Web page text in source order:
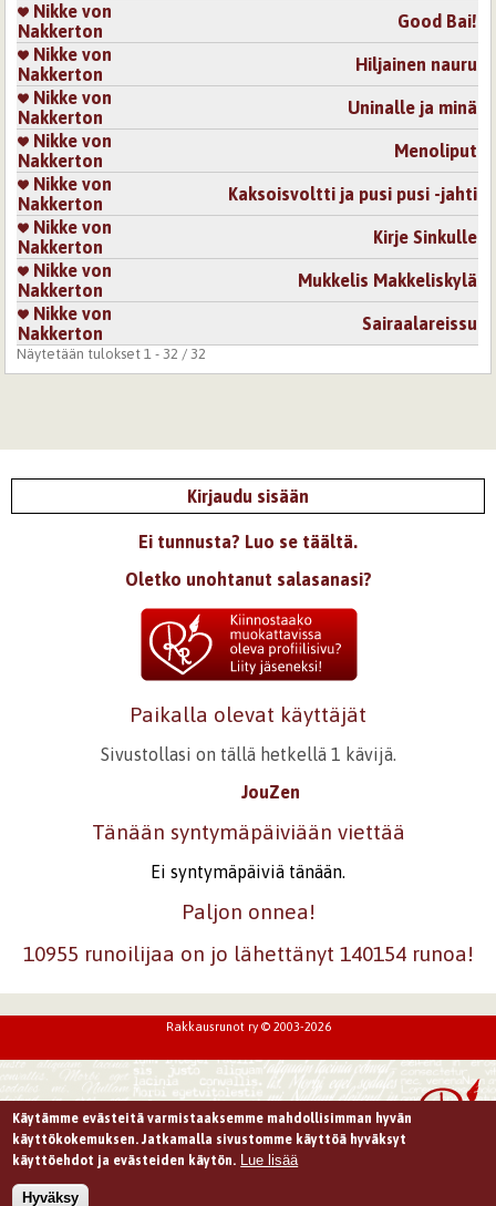
Nikke von
Nakkerton
Good Bai!
Nikke von
Nakkerton
Hiljainen nauru
Nikke von
Nakkerton
Uninalle ja minä
Nikke von
Nakkerton
Menoliput
Nikke von
Nakkerton
Kaksoisvoltti ja pusi pusi -jahti
Nikke von
Nakkerton
Kirje Sinkulle
Nikke von
Nakkerton
Mukkelis Makkeliskylä
Nikke von
Nakkerton
Sairaalareissu
Näytetään tulokset 1 - 32 / 32
Kirjaudu sisään
Ei tunnusta? Luo se täältä.
Oletko unohtanut salasanasi?
Paikalla olevat käyttäjät
Sivustollasi on tällä hetkellä 1 kävijä.
JouZen
Tänään syntymäpäiviään viettää
Ei syntymäpäiviä tänään.
Paljon onnea!
10955 runoilijaa on jo lähettänyt 140154 runoa!
Rakkausrunot ry © 2003-2026
Käytämme evästeitä varmistaaksemme mahdollisimman hyvän
käyttökokemuksen. Jatkamalla sivustomme käyttöä hyväksyt
käyttöehdot ja evästeiden käytön. Lue lisää
Hyväksy